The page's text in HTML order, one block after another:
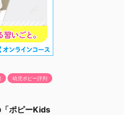
幼児ポピー評判
ポピーKids